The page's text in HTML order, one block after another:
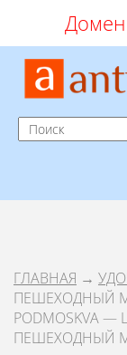
ГЛАВНАЯ →
ПЕШЕХОДНЫЙ
PODMOSKVA
ПЕШЕХОДНЫЙ